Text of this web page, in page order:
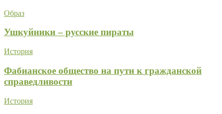
Образ
Ушкуйники – русские пираты
История
Фабианское общество на пути к гражданской
справедливости
История